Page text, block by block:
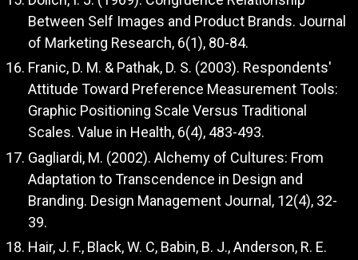
Between Self Images and Product Brands. Journal
of Marketing Research, 6(1), 80-84.
Franic, D. M. & Pathak, D. S. (2003). Respondents'
Attitude Toward Preference Measurement Tools:
Graphic Positioning Scale Versus Traditional
Scales. Value in Health, 6(4), 483-493.
Gagliardi, M. (2002). Alchemy of Cultures: From
Adaptation to Transcendence in Design and
Branding. Design Management Journal, 12(4), 32-
39.
Hair, J. F., Black, W. C, Babin, B. J., Anderson, R. E.